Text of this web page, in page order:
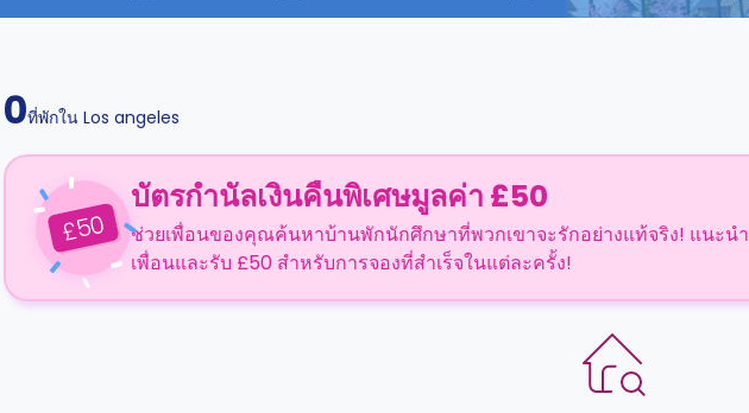
0ที่พักใน Los angeles
£50
บัตรกำนัลเงินคืนพิเศษมูลค่า £50
ช่วยเพื่อนของคุณค้นหาบ้านพักนักศึกษาที่พวกเขาจะรักอย่างแท้จริง! แนะนำ
เพื่อนและรับ £50 สำหรับการจองที่สำเร็จในแต่ละครั้ง!